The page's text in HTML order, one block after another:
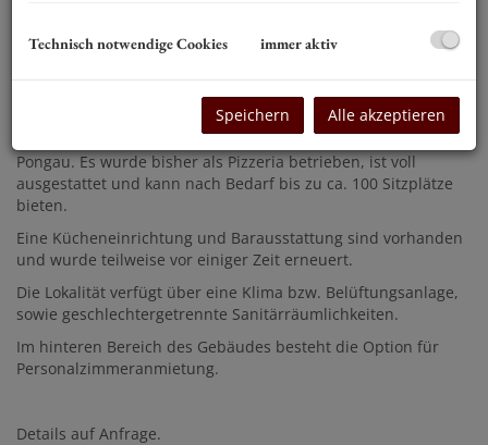
Vermietet wird ein Lokal im Zentrum von St. Johann im
Pongau. Es wurde bisher als Pizzeria betrieben, ist voll
ausgestattet und kann nach Bedarf bis zu ca. 100 Sitzplätze
bieten.
Eine Kücheneinrichtung und Barausstattung sind vorhanden
und wurde teilweise vor einiger Zeit erneuert.
Die Lokalität verfügt über eine Klima bzw. Belüftungsanlage,
sowie geschlechtergetrennte Sanitärräumlichkeiten.
Im hinteren Bereich des Gebäudes besteht die Option für
Personalzimmeranmietung.
Details auf Anfrage.
Technisch notwendige Cookies immer aktiv
Speichern Alle akzeptieren